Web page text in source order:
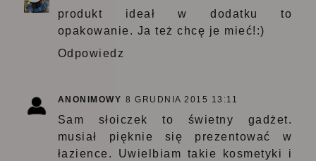
produkt ideał w dodatku to
opakowanie. Ja też chcę je mieć!:)
Odpowiedz
ANONIMOWY 8 GRUDNIA 2015 13:11
Sam słoiczek to świetny gadżet.
musiał pięknie się prezentować w
łazience. Uwielbiam takie kosmetyki i